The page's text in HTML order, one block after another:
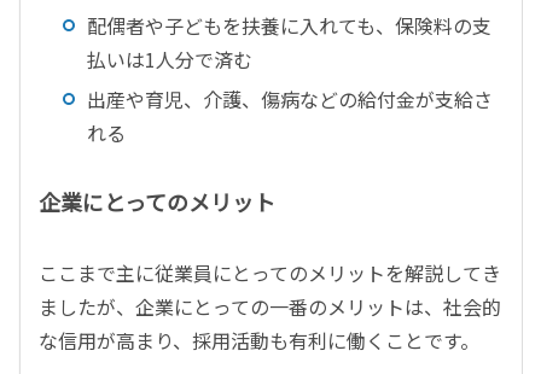
配偶者や子どもを扶養に入れても、保険料の支
払いは1人分で済む
出産や育児、介護、傷病などの給付金が支給さ
れる
企業にとってのメリット
ここまで主に従業員にとってのメリットを解説してき
ましたが、企業にとっての一番のメリットは、社会的
な信用が高まり、採用活動も有利に働くことです。